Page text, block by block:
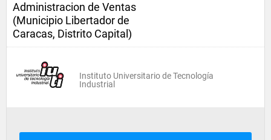
Administracion de Ventas
(Municipio Libertador de
Caracas, Distrito Capital)
Instituto Universitario de Tecnología
Industrial